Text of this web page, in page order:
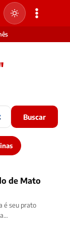
Buscar
de Mato
é seu prato